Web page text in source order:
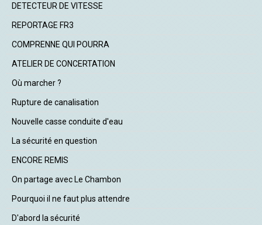
DETECTEUR DE VITESSE
REPORTAGE FR3
COMPRENNE QUI POURRA
ATELIER DE CONCERTATION
Où marcher ?
Rupture de canalisation
Nouvelle casse conduite d'eau
La sécurité en question
ENCORE REMIS
On partage avec Le Chambon
Pourquoi il ne faut plus attendre
D'abord la sécurité